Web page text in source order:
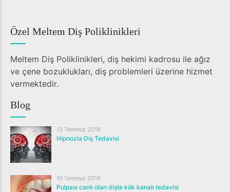
Özel Meltem Diş Poliklinikleri
Meltem Diş Poliklinikleri, diş hekimi kadrosu ile ağız
ve çene bozuklukları, diş problemleri üzerine hizmet
vermektedir.
Blog
13 Temmuz 2018
Hipnozla Diş Tedavisi
10 Temmuz 2018
Pulpası canlı olan dişte kök kanalı tedavisi